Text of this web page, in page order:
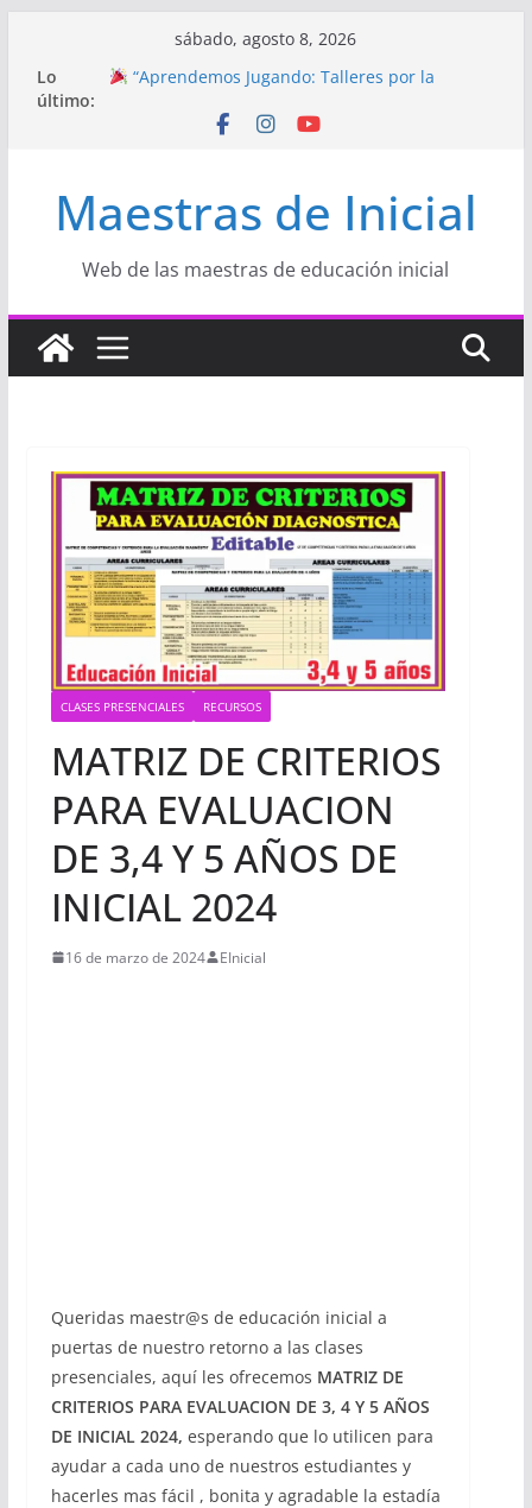
contenido
sábado, agosto 8, 2026
Lo
último:
“Aprendemos Jugando: Talleres por la
“Celebramos con Alegría la Semana
Mamá hecho con amor
Hermosos dibujos para MAMÁ: colorea con
Manualidades HERMOSAS para mamá
Maestras de Inicial
Web de las maestras de educación inicial
CLASES PRESENCIALES RECURSOS
MATRIZ DE CRITERIOS
PARA EVALUACION
DE 3,4 Y 5 AÑOS DE
INICIAL 2024
16 de marzo de 2024 EInicial
Queridas maestr@s de educación inicial a
puertas de nuestro retorno a las clases
presenciales, aquí les ofrecemos MATRIZ DE
CRITERIOS PARA EVALUACION DE 3, 4 Y 5 AÑOS
DE INICIAL 2024, esperando que lo utilicen para
ayudar a cada uno de nuestros estudiantes y
hacerles mas fácil , bonita y agradable la estadía